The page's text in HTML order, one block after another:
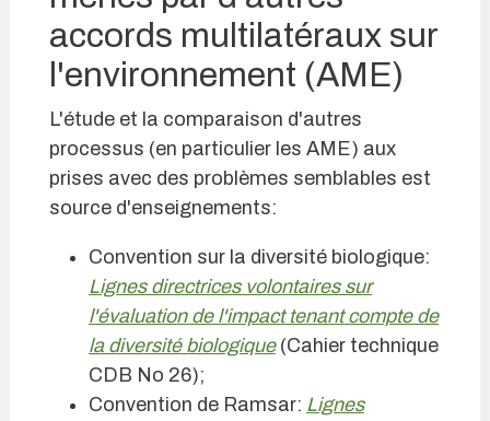
accords multilatéraux sur
l'environnement (AME)
L'étude et la comparaison d'autres
processus (en particulier les AME) aux
prises avec des problèmes semblables est
source d'enseignements:
Convention sur la diversité biologique:
Lignes directrices volontaires sur
l'évaluation de l'impact tenant compte de
la diversité biologique(Cahier technique
CDB No 26);
Convention de Ramsar: Lignes